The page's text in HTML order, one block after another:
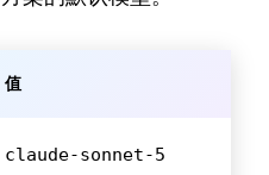
值
claude-sonnet-5